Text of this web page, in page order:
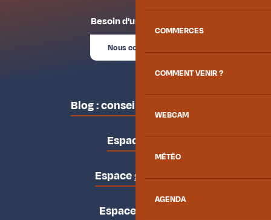
COMMERCES
COMMENT VENIR ?
WEBCAM
MÉTÉO
AGENDA
Besoin d'un conseil ?
Nous contacter
Blog : conseils des locaux
Espace pro
Espace groupes
Espace presse